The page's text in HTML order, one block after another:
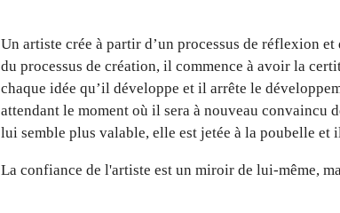
Un artiste crée à partir d’un processus de réflexion
du processus de création, il commence à avoir la
chaque idée qu’il développe et il arrête le
attendant le moment où il sera à nouveau convaincu
lui semble plus valable, elle est jetée à la poubelle et
La confiance de l'artiste est un miroir de lui-même,